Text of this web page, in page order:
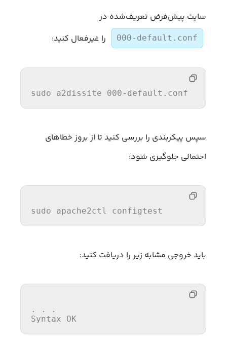
سایت پیش‌فرض تعریف‌شده در
000-default.conf را غیرفعال کنید:
sudo a2dissite 000- default .conf
سپس پیکربندی را بررسی کنید تا از بروز خطاهای
احتمالی جلوگیری شود:
sudo apache2ctl configtest
باید خروجی مشابه زیر را دریافت کنید:
.
. .
Syntax OK